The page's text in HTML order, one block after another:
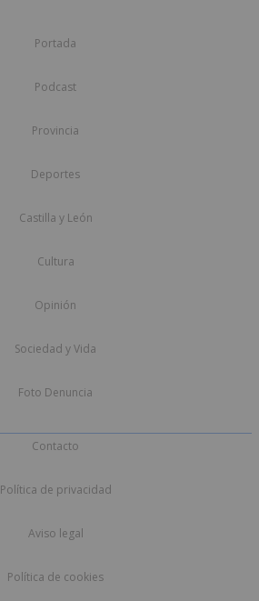
Portada
Podcast
Provincia
Deportes
Castilla y León
Cultura
Opinión
Sociedad y Vida
Foto Denuncia
Contacto
Política de privacidad
Aviso legal
Política de cookies